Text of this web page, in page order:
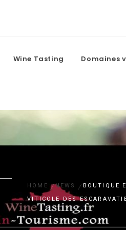
Wine Tasting Domaines
HOME NEWS
BOUTIQUE
VITICOLE DES